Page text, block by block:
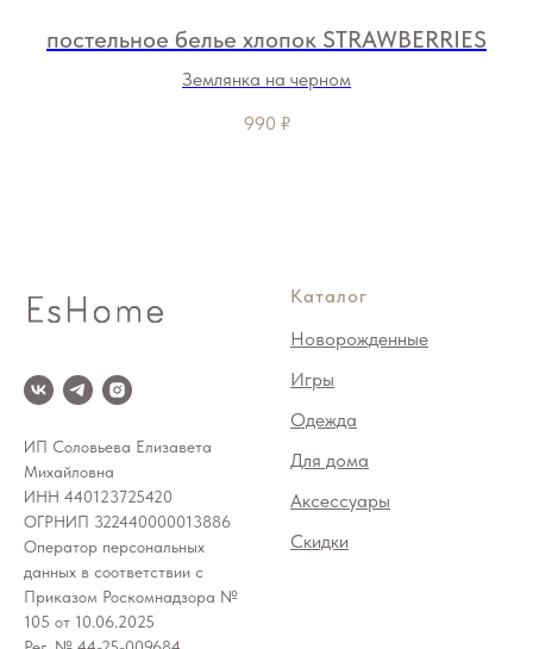
постельное белье хлопок STRAWBERRIES
Землянка на черном
990 ₽
ИП Соловьева Елизавета
Михайловна
ИНН 440123725420
ОГРНИП 322440000013886
Оператор персональных
данных в соответствии с
Приказом Роскомнадзора №
105 от 10.06.2025
Каталог
Новорожденные
Игры
Одежда
Для дома
Аксессуары
Скидки